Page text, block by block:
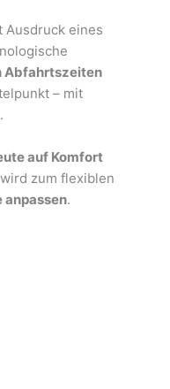
Ausdruck eines
Abfahrtszeiten
– mit
auf Komfort
zum flexiblen
anpassen.